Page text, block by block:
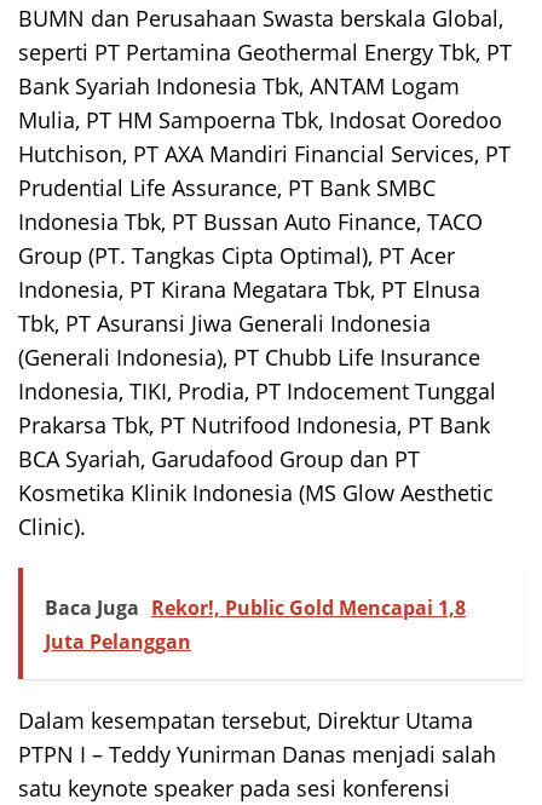
BUMN dan Perusahaan Swasta berskala Global,
seperti PT Pertamina Geothermal Energy Tbk, PT
Bank Syariah Indonesia Tbk, ANTAM Logam
Mulia, PT HM Sampoerna Tbk, Indosat Ooredoo
Hutchison, PT AXA Mandiri Financial Services, PT
Prudential Life Assurance, PT Bank SMBC
Indonesia Tbk, PT Bussan Auto Finance, TACO
Group (PT. Tangkas Cipta Optimal), PT Acer
Indonesia, PT Kirana Megatara Tbk, PT Elnusa
Tbk, PT Asuransi Jiwa Generali Indonesia
(Generali Indonesia), PT Chubb Life Insurance
Indonesia, TIKI, Prodia, PT Indocement Tunggal
Prakarsa Tbk, PT Nutrifood Indonesia, PT Bank
BCA Syariah, Garudafood Group dan PT
Kosmetika Klinik Indonesia (MS Glow Aesthetic
Clinic).
Baca Juga Rekor!, Public Gold Mencapai 1,8
Juta Pelanggan
Dalam kesempatan tersebut, Direktur Utama
PTPN I – Teddy Yunirman Danas menjadi salah
satu keynote speaker pada sesi konferensi